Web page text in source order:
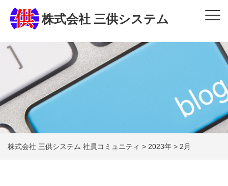
株式会社 三供システム
株式会社 三供システム 社員コミュニティ > 2023年 > 2月